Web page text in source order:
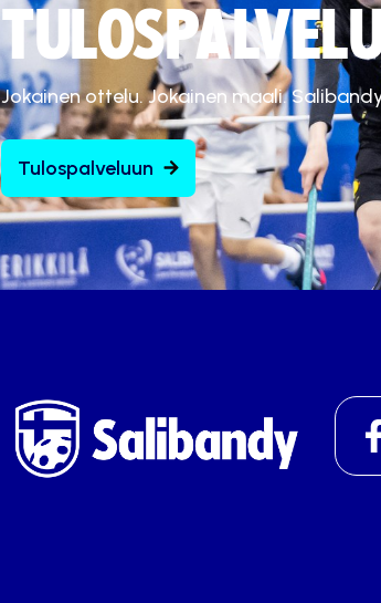
Jokainen ottelu. Jokainen maali.
Tulospalveluun